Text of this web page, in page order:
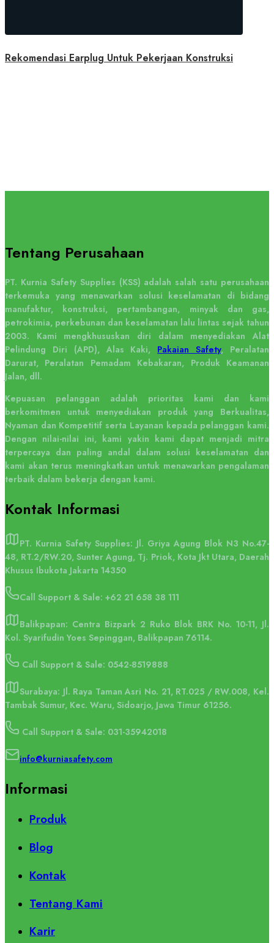
Rekomendasi Earplug Untuk Pekerjaan Konstruksi
Tentang Perusahaan
PT. Kurnia Safety Supplies (KSS) adalah salah satu perusahaan
terkemuka yang menawarkan solusi keselamatan di bidang
manufaktur, konstruksi, pertambangan, minyak dan gas,
petrokimia, perkebunan dan keselamatan lalu lintas sejak tahun
2003. Kami mengkhususkan diri dalam menyediakan Alat
Pelindung Diri (APD), Alas Kaki, Pakaian Safety, Peralatan
Darurat, Peralatan Pemadam Kebakaran, Produk Keamanan
Jalan, dll.
Kepuasan pelanggan adalah prioritas kami dan kami
berkomitmen untuk menyediakan produk yang Berkualitas,
Nyaman dan Kompetitif serta Layanan kepada pelanggan kami.
Dengan nilai-nilai ini, kami yakin kami dapat menjadi mitra
terpercaya dan paling andal dalam solusi keselamatan dan
kami akan terus meningkatkan untuk menawarkan pengalaman
terbaik dalam bekerja dengan kami.
Kontak Informasi
PT. Kurnia Safety Supplies: Jl. Griya Agung Blok N3 No.47-
48, RT.2/RW.20, Sunter Agung, Tj. Priok, Kota Jkt Utara, Daerah
Khusus Ibukota Jakarta 14350
Call Support & Sale: +62 21 658 38 111
Balikpapan: Centra Bizpark 2 Ruko Blok BRK No. 10-11, Jl.
Kol. Syarifudin Yoes Sepinggan, Balikpapan 76114.
Call Support & Sale: 0542-8519888
Surabaya: Jl. Raya Taman Asri No. 21, RT.025 / RW.008, Kel.
Tambak Sumur, Kec. Waru, Sidoarjo, Jawa Timur 61256.
Call Support & Sale: 031-35942018
info@kurniasafety.com
Informasi
Produk
Blog
Kontak
Tentang Kami
Karir